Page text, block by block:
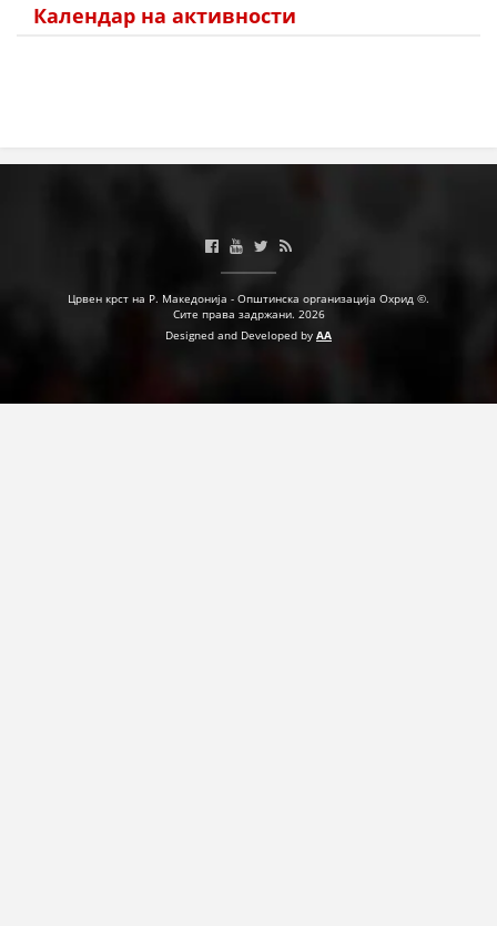
ПОСТЕРИ
Календар на активности
Црвен крст на Р. Македонија - Општинска организација Охрид ©.
Сите права задржани. 2026
Designed and Developed by AA